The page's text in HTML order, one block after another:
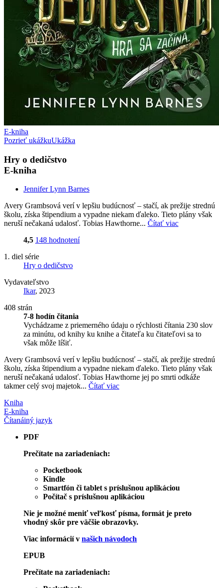
E-kniha
Pozrieť ukážkuUkážka
Hry o dedičstvo
E-kniha
Jennifer Lynn Barnes
Avery Grambsová verí v lepšiu budúcnosť – stačí, ak prežije strednú
školu, získa štipendium a vypadne niekam ďaleko. Tieto plány však
neruší nečakaná udalosť. Tobias Hawthorne... Čítať viac
4,5 148 hodnotení
1. diel série
Hry o dedičstvo
Vydavateľstvo
Ikar, 2023
408 strán
7-8 hodín čítania
Vychádzame z priemerného údaju o rýchlosti čítania 230 slov
za minútu, od knihy ku knihe a čitateľa ku čitateľovi sa to
však môže líšiť.
Avery Grambsová verí v lepšiu budúcnosť – stačí, ak prežije strednú
školu, získa štipendium a vypadne niekam ďaleko. Tieto plány však
neruší nečakaná udalosť. Tobias Hawthorne jej po smrti odkáže
takmer celý svoj majetok... Čítať viac
Kniha
E-kniha
Čítanáiný jazyk
PDF
Prečítate na zariadeniach:
Pocketbook
Kindle
Smartfón či tablet s príslušnou aplikáciou
Počítač s príslušnou aplikáciou
Nie je možné meniť veľkosť písma, formát je preto
vhodný skôr pre väčšie obrazovky.
Viac informácií v našich návodoch
EPUB
Prečítate na zariadeniach: